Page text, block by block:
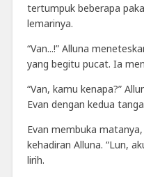
tertumpuk beberapa
lemarinya.
“Van...!” Alluna
yang begitu pucat. Ia
“Van, kamu kenapa?”
Evan dengan kedua
Evan membuka
kehadiran Alluna. “Lun,
lirih.